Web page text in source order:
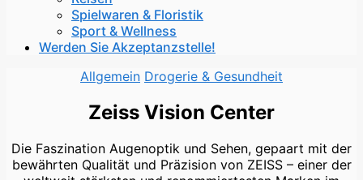
Spielwaren & Floristik
Sport & Wellness
Werden Sie Akzeptanzstelle!
Kategorien
Allgemein Drogerie & Gesundheit
Zeiss Vision Center
Die Faszination Augenoptik und Sehen, gepaart mit der
bewährten Qualität und Präzision von ZEISS – einer der